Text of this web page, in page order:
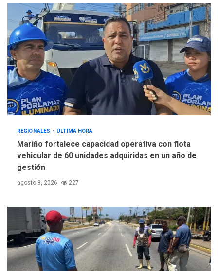
REGIONALES ÚLTIMA HORA
Mariño fortalece capacidad operativa con flota
vehicular de 60 unidades adquiridas en un año de
gestión
agosto 8, 2026 227